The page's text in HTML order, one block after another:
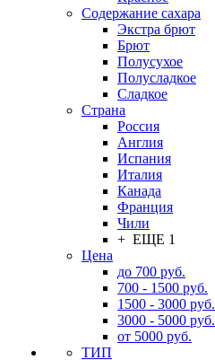
Содержание сахара
Экстра брют
Брют
Полусухое
Полусладкое
Сладкое
Страна
Россия
Англия
Испания
Италия
Канада
Франция
Чили
+ ЕЩЕ 1
Цена
до 700 руб.
700 - 1500 руб.
1500 - 3000 руб.
3000 - 5000 руб.
от 5000 руб.
ТИП